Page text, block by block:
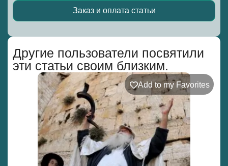
Другие пользователи посвятили
эти статьи своим близким.
Add to my Favorites
Заказ и оплата статьи
Alternative: